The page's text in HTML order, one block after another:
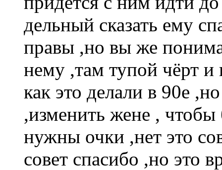
дельный сказать ему
правы ,но вы же
нему ,там тупой чёрт и
как это делали в 90е
,изменить жене , чтобы
нужны очки ,нет это
совет спасибо ,но это